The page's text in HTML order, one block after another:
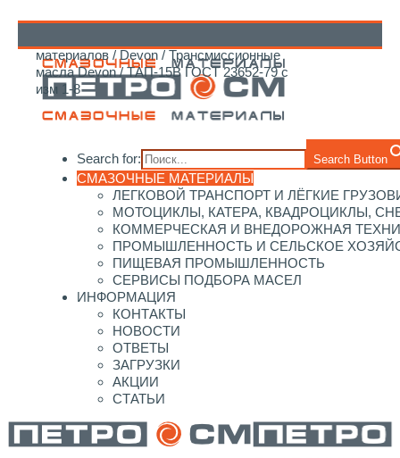
Search for: Search Button
СМАЗОЧНЫЕ МАТЕРИАЛЫ
ЛЕГКОВОЙ ТРАНСПОРТ И ЛЁГКИЕ
МОТОЦИКЛЫ, КАТЕРА, КВАДРОЦИКЛЫ,
КОММЕРЧЕСКАЯ И ВНЕДОРОЖНАЯ
ПРОМЫШЛЕННОСТЬ И СЕЛЬСКОЕ
ПИЩЕВАЯ ПРОМЫШЛЕННОСТЬ
СЕРВИСЫ ПОДБОРА МАСЕЛ
ИНФОРМАЦИЯ
КОНТАКТЫ
НОВОСТИ
ОТВЕТЫ
ЗАГРУЗКИ
АКЦИИ
СТАТЬИ
материалов/Devon/ Трансмиссионные
масла Devon/ ТАП-15В ГОСТ 23652-79 с
изм 1-8